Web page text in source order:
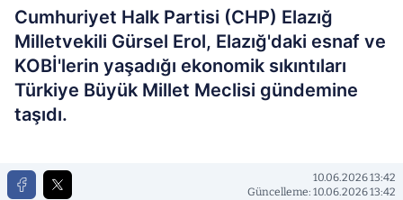
Cumhuriyet Halk Partisi (CHP) Elazığ
Milletvekili Gürsel Erol, Elazığ'daki esnaf ve
KOBİ'lerin yaşadığı ekonomik sıkıntıları
Türkiye Büyük Millet Meclisi gündemine
taşıdı.
10.06.2026 13:42
Güncelleme: 10.06.2026 13:42